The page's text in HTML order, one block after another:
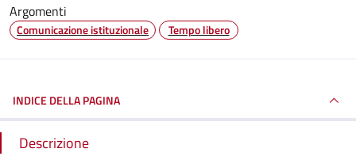
Argomenti
Comunicazione istituzionale Tempo libero
INDICE DELLA PAGINA
Descrizione